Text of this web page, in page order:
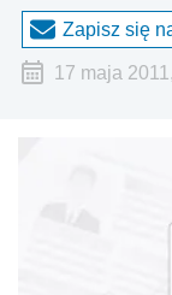
Zapisz się
17 maja